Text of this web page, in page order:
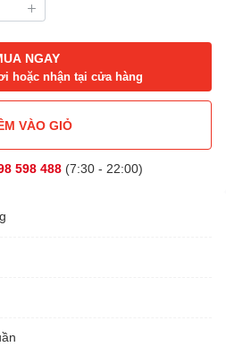
NGAY
hoặc nhận tại cửa hàng
VÀO GIỎ
598 488(7:30 - 22:00)